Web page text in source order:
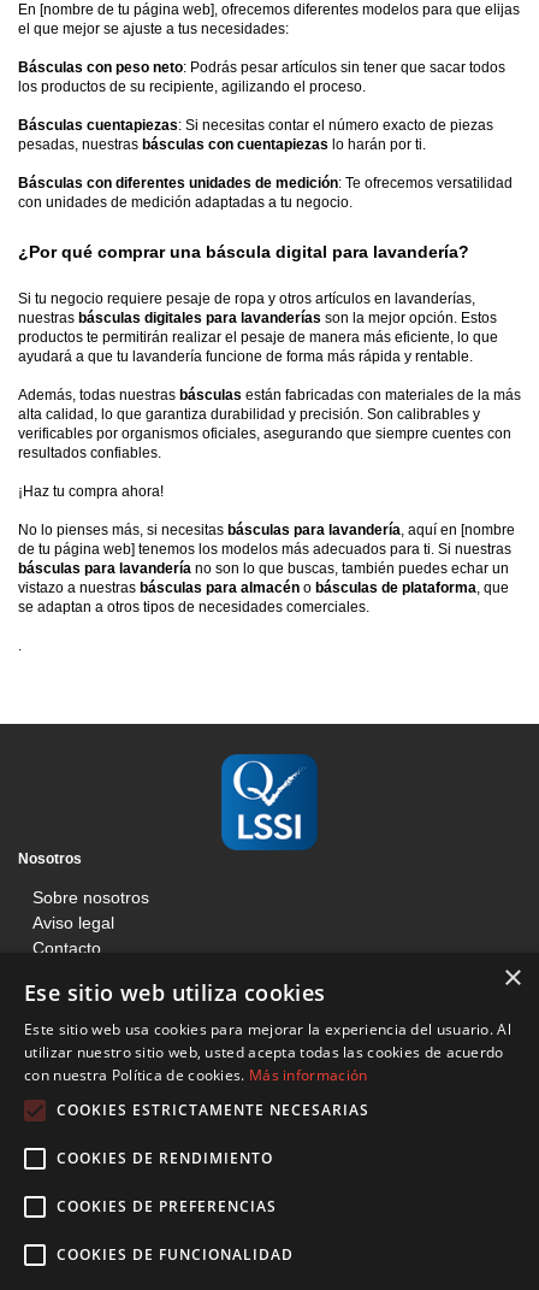
En [nombre de tu página web], ofrecemos diferentes modelos para que elijas
el que mejor se ajuste a tus necesidades:
Básculas con peso neto: Podrás pesar artículos sin tener que sacar todos
los productos de su recipiente, agilizando el proceso.
Básculas cuentapiezas: Si necesitas contar el número exacto de piezas
pesadas, nuestras básculas con cuentapiezas lo harán por ti.
Básculas con diferentes unidades de medición: Te ofrecemos versatilidad
con unidades de medición adaptadas a tu negocio.
¿Por qué comprar una báscula digital para lavandería?
Si tu negocio requiere pesaje de ropa y otros artículos en lavanderías,
nuestras básculas digitales para lavanderías son la mejor opción. Estos
productos te permitirán realizar el pesaje de manera más eficiente, lo que
ayudará a que tu lavandería funcione de forma más rápida y rentable.
Además, todas nuestras básculas están fabricadas con materiales de la más
alta calidad, lo que garantiza durabilidad y precisión. Son calibrables y
verificables por organismos oficiales, asegurando que siempre cuentes con
resultados confiables.
¡Haz tu compra ahora!
No lo pienses más, si necesitas básculas para lavandería, aquí en [nombre
de tu página web] tenemos los modelos más adecuados para ti. Si nuestras
básculas para lavandería no son lo que buscas, también puedes echar un
vistazo a nuestras básculas para almacén o básculas de plataforma, que
se adaptan a otros tipos de necesidades comerciales.
.
Nosotros
Sobre nosotros
Aviso legal
Contacto
Términos y condiciones
Condiciones de venta web
Política de cookies
C/ Mossen Jacinto Verdaguer, 201, Local, Sant Boi de Llobregat 08830
btomas@basculasfranciscotomas.com
×
Ese sitio web utiliza cookies
Este sitio web usa cookies para mejorar la experiencia del usuario. Al
utilizar nuestro sitio web, usted acepta todas las cookies de acuerdo
con nuestra Política de cookies. Más información
COOKIES ESTRICTAMENTE NECESARIAS
COOKIES DE RENDIMIENTO
COOKIES DE PREFERENCIAS
COOKIES DE FUNCIONALIDAD